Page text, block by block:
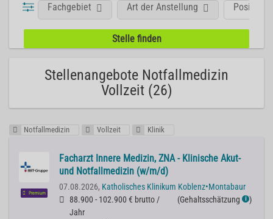
Position
Fachgebiet Art der Anstellung
Stellenangebote Notfallmedizin
Vollzeit (26)
Notfallmedizin Vollzeit Klinik
Premium
Facharzt Innere Medizin, ZNA - Klinische Akut-
und Notfallmedizin (w/m/d)
07.08.2026, Katholisches Klinikum Koblenz•Montabaur
88.900 - 102.900 € brutto /
Jahr
(Gehaltsschätzung ℹ )